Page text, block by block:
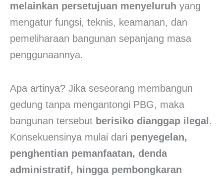
melainkan persetujuan menyeluruh yang
mengatur fungsi, teknis, keamanan, dan
pemeliharaan bangunan sepanjang masa
penggunaannya.
Apa artinya? Jika seseorang membangun
gedung tanpa mengantongi PBG, maka
bangunan tersebut berisiko dianggap ilegal .
Konsekuensinya mulai dari penyegelan,
penghentian pemanfaatan, denda
administratif, hingga pembongkaran